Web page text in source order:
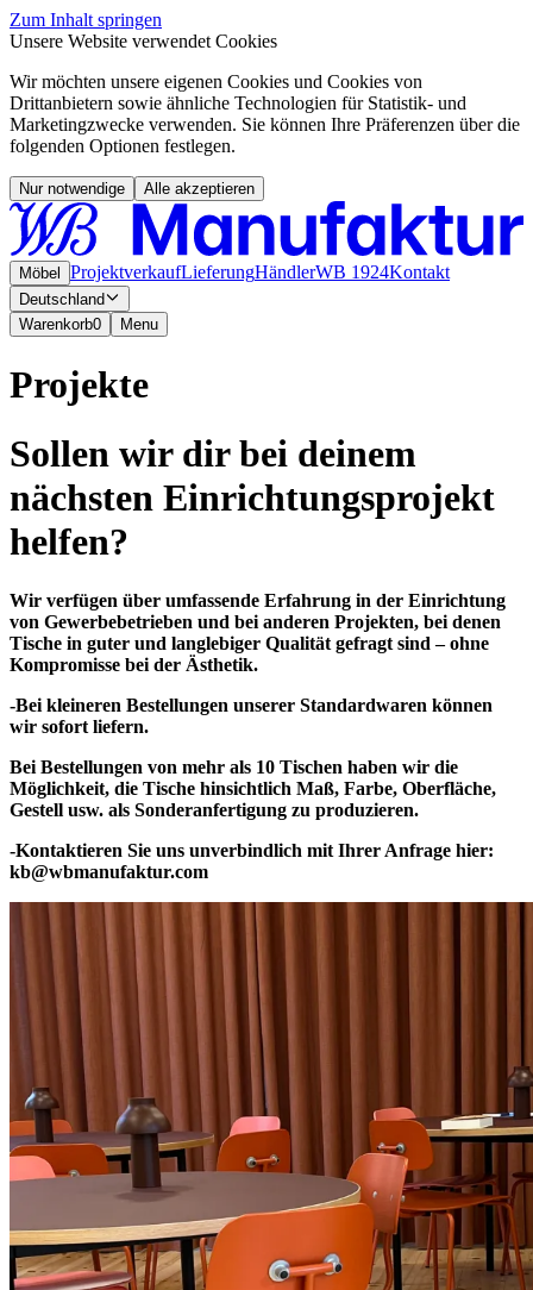
Zum Inhalt springen
Unsere Website verwendet Cookies
Wir möchten unsere eigenen Cookies und Cookies von
Drittanbietern sowie ähnliche Technologien für Statistik- und
Marketingzwecke verwenden. Sie können Ihre Präferenzen über die
folgenden Optionen festlegen.
Nur notwendige Alle akzeptieren
Möbel ProjektverkaufLieferungHändlerWB 1924Kontakt
Deutschland
Warenkorb0 Menu
Projekte
Sollen wir dir bei deinem
nächsten Einrichtungsprojekt
helfen?
Wir verfügen über umfassende Erfahrung in der Einrichtung
von Gewerbebetrieben und bei anderen Projekten, bei denen
Tische in guter und langlebiger Qualität gefragt sind – ohne
Kompromisse bei der Ästhetik.
-Bei kleineren Bestellungen unserer Standardwaren können
wir sofort liefern.
Bei Bestellungen von mehr als 10 Tischen haben wir die
Möglichkeit, die Tische hinsichtlich Maß, Farbe, Oberfläche,
Gestell usw. als Sonderanfertigung zu produzieren.
-Kontaktieren Sie uns unverbindlich mit Ihrer Anfrage hier:
kb@wbmanufaktur.com